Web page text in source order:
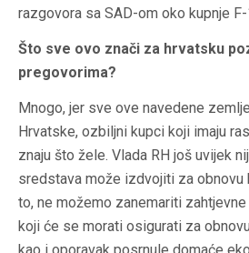
razgovora sa SAD-om oko kupnje
Što sve ovo znači za hrvatsku
pregovorima?
Mnogo, jer sve ove navedene
Hrvatske, ozbiljni kupci koji imaju
znaju što žele. Vlada RH još uvijek
sredstava može izdvojiti za obnovu
to, ne možemo zanemariti
koji će se morati osigurati za